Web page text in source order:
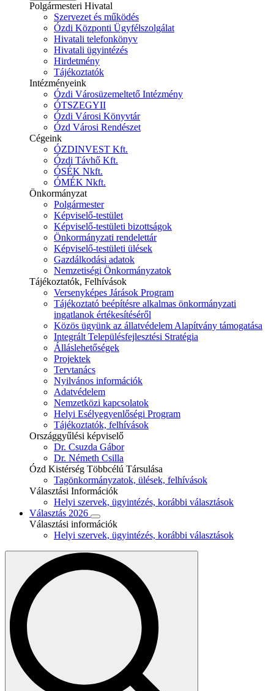
Polgármesteri Hivatal
Szervezet és működés
Ózdi Központi Ügyfélszolgálat
Hivatali telefonkönyv
Hivatali ügyintézés
Hirdetmény
Tájékoztatók
Intézményeink
Ózdi Városüzemeltető Intézmény
ÓTSZEGYII
Ózdi Városi Könyvtár
Ózd Városi Rendészet
Cégeink
ÓZDINVEST Kft.
Ózdi Távhő Kft.
ÓSÉK Nkft.
ÓMÉK Nkft.
Önkormányzat
Polgármester
Képviselő-testület
Képviselő-testületi bizottságok
Önkormányzati rendelettár
Képviselő-testületi ülések
Gazdálkodási adatok
Nemzetiségi Önkormányzatok
Tájékoztatók, Felhívások
Versenyképes Járások Program
Tájékoztató beépítésre alkalmas önkormányzati
ingatlanok értékesítéséről
Közös ügyünk az állatvédelem Alapítvány támogatása
Integrált Településfejlesztési Stratégia
Álláslehetőségek
Projektek
Tervtanács
Nyilvános információk
Adatvédelem
Nemzetközi kapcsolatok
Helyi Esélyegyenlőségi Program
Tájékoztatók, felhívások
Országgyűlési képviselő
Dr. Csuzda Gábor
Dr. Németh Csilla
Ózd Kistérség Többcélú Társulása
Tagönkormányzatok, ülések, felhívások
Választási Információk
Helyi szervek, ügyintézés, korábbi választások
Választás 2026
Választási információk
Helyi szervek, ügyintézés, korábbi választások